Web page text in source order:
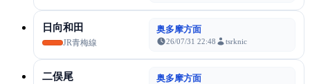
日向和田
JR青梅線
奥多摩方面
26/07/31 22:48 tsrknic
二俣尾 奥多摩方面